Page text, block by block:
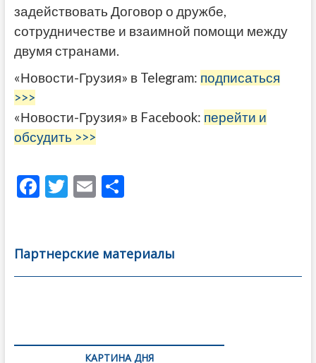
задействовать Договор о дружбе,
сотрудничестве и взаимной помощи между
двумя странами.
«Новости-Грузия» в Telegram: подписаться
>>>
«Новости-Грузия» в Facebook: перейти и
обсудить >>>
F
b
o
T
er
E
l
О
а
в
Партнерские материалы
по
КАРТИНА ДНЯ